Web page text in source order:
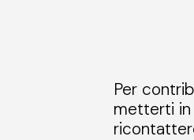
Per
metterti